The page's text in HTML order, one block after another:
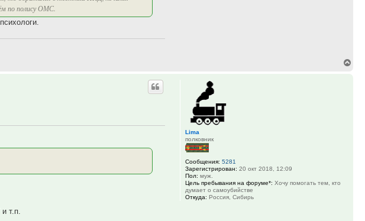
по полису ОМС.
Lima
полковник
Сообщения: 5281
Зарегистрирован: 20 окт 2018, 12:09
Пол: муж.
Цель пребывания на форуме*: Хочу помогать тем, кто
думает о самоубийстве
Откуда: Россия, Сибирь
т.п.